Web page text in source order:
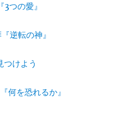
つの愛』
逆転の神』
つけよう
何を恐れるか』